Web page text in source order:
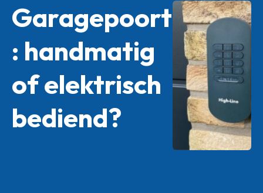
Garagepoort
: handmatig
of elektrisch
bediend?